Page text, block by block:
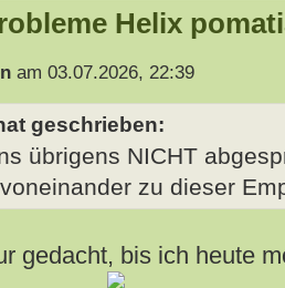
Helix
am 03.07.2026, 22:39
geschrieben:
übrigens NICHT
zu dieser
gedacht, bis ich heute